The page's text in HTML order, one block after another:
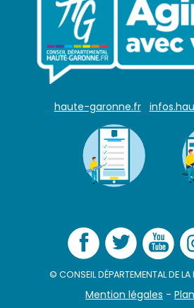
haute-garonne.fr
© CONSEIL DÉPARTEMENTAL DE
Mention légales -